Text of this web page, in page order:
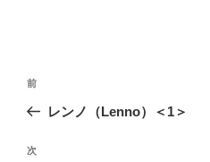
投
ナ
ビ
前
の
稿
前
レンノ（Lenno）＜1＞
次
次